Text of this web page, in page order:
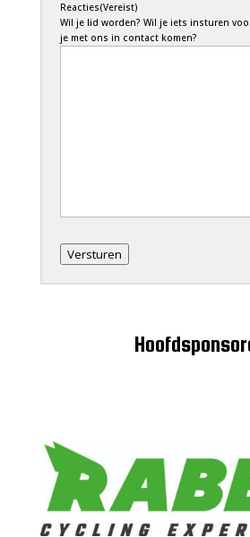
Reacties(Vereist)
Wil je lid worden? Wil je iets insturen
je met ons in contact komen?
Versturen